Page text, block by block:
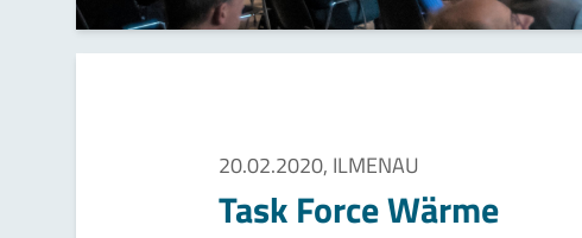
20.02.2020, ILMENAU
Task Force Wärme